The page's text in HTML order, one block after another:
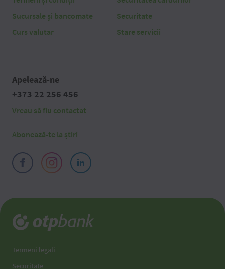
Sucursale și bancomate
Curs valutar
Securitate
Stare servicii
Apelează-ne
+373 22 256 456
Vreau să fiu contactat
Abonează-te la știri
Termeni legali
Securitate